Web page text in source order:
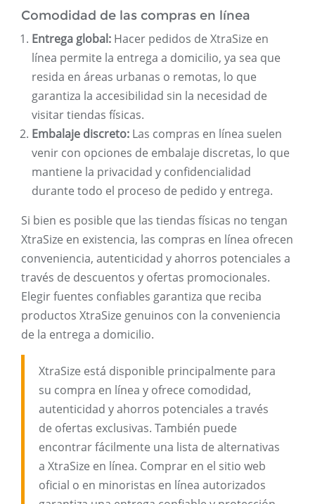
Comodidad de las compras en línea
Entrega global: Hacer pedidos de XtraSize en
línea permite la entrega a domicilio, ya sea que
resida en áreas urbanas o remotas, lo que
garantiza la accesibilidad sin la necesidad de
visitar tiendas físicas.
Embalaje discreto: Las compras en línea suelen
venir con opciones de embalaje discretas, lo que
mantiene la privacidad y confidencialidad
durante todo el proceso de pedido y entrega.
Si bien es posible que las tiendas físicas no tengan
XtraSize en existencia, las compras en línea ofrecen
conveniencia, autenticidad y ahorros potenciales a
través de descuentos y ofertas promocionales.
Elegir fuentes confiables garantiza que reciba
productos XtraSize genuinos con la conveniencia
de la entrega a domicilio.
XtraSize está disponible principalmente para
su compra en línea y ofrece comodidad,
autenticidad y ahorros potenciales a través
de ofertas exclusivas. También puede
encontrar fácilmente una lista de alternativas
a XtraSize en línea. Comprar en el sitio web
oficial o en minoristas en línea autorizados